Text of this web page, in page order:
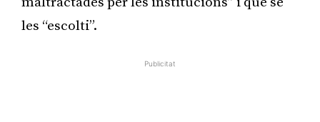
les “escolti”.
Publicitat